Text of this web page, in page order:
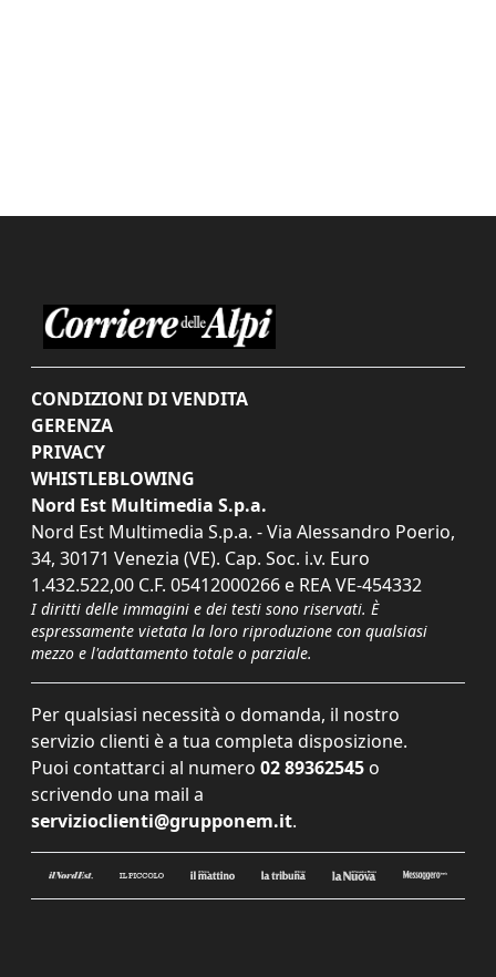
CONDIZIONI DI VENDITA
GERENZA
PRIVACY
WHISTLEBLOWING
Nord Est Multimedia S.p.a.
Nord Est Multimedia S.p.a. - Via Alessandro Poerio,
34, 30171 Venezia (VE). Cap. Soc. i.v. Euro
1.432.522,00 C.F. 05412000266 e REA VE-454332
I diritti delle immagini e dei testi sono riservati. È
espressamente vietata la loro riproduzione con qualsiasi
mezzo e l'adattamento totale o parziale.
Per qualsiasi necessità o domanda, il nostro
servizio clienti è a tua completa disposizione.
Puoi contattarci al numero 02 89362545 o
scrivendo una mail a
servizioclienti@grupponem.it.